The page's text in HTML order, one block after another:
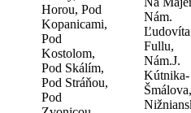
Horou, Pod
Kopanicami,
Pod
Kostolom,
Pod Skálím,
Pod Stráňou,
Pod
Nám.
Ľudovíta
Fullu,
Nám.J.
Kútnika-
Šmálova,